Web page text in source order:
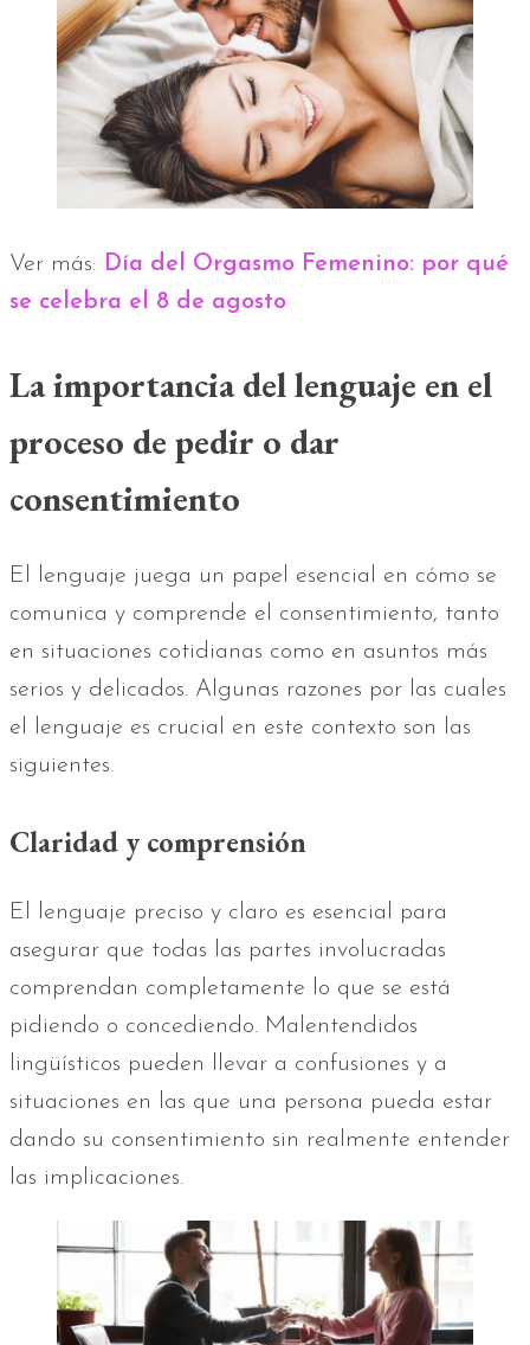
Ver más: Día del Orgasmo Femenino: por qué
se celebra el 8 de agosto
La importancia del lenguaje en el
proceso de pedir o dar
consentimiento
El lenguaje juega un papel esencial en cómo se
comunica y comprende el consentimiento, tanto
en situaciones cotidianas como en asuntos más
serios y delicados. Algunas razones por las cuales
el lenguaje es crucial en este contexto son las
siguientes.
Claridad y comprensión
El lenguaje preciso y claro es esencial para
asegurar que todas las partes involucradas
comprendan completamente lo que se está
pidiendo o concediendo. Malentendidos
lingüísticos pueden llevar a confusiones y a
situaciones en las que una persona pueda estar
dando su consentimiento sin realmente entender
las implicaciones.